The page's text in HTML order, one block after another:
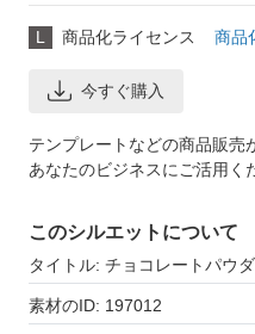
L 商品化ライセンス 商品
今すぐ購入
テンプレートなどの商品販売
あなたのビジネスにご活用く
このシルエットについて
タイトル: チョコレートパウ
素材のID: 197012